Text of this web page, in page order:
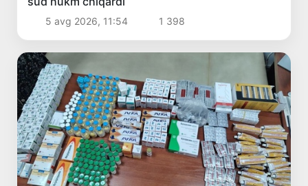
5 avg 2026, 11:54 1 398